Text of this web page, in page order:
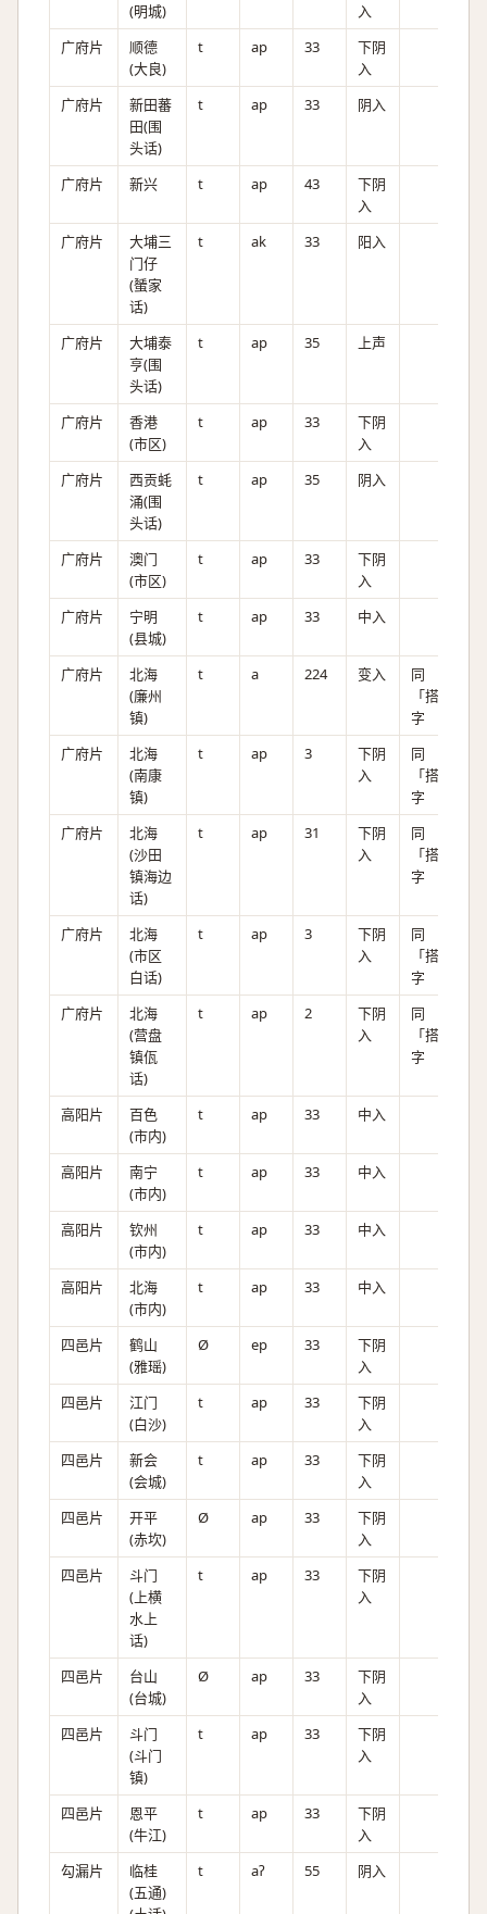
(明城)
入
广府片
顺德
(大良)
t ap 33
下阴
入
广府片
新田蕃
田(围
头话)
t ap 33 阴入
广府片 新兴 t ap 43
下阴
入
广府片
大埔三
门仔
(蜑家
话)
t ak 33 阳入
广府片
大埔泰
亨(围
头话)
t ap 35 上声
广府片
香港
(市区)
t ap 33
下阴
入
广府片
西贡蚝
涌(围
头话)
t ap 35 阴入
广府片
澳门
(市区)
t ap 33
下阴
入
广府片
宁明
(县城)
t ap 33 中入
广府片
北海
(廉州
镇)
t a 224 变入
同
「搭」
字
广府片
北海
(南康
镇)
t ap 3
下阴
入
同
「搭」
字
广府片
北海
(沙田
镇海边
话)
t ap 31
下阴
入
同
「搭」
字
广府片
北海
(市区
白话)
t ap 3
下阴
入
同
「搭」
字
广府片
北海
(营盘
镇佤
话)
t ap 2
下阴
入
同
「搭」
字
高阳片
百色
(市内)
t ap 33 中入
高阳片
南宁
(市内)
t ap 33 中入
高阳片
钦州
(市内)
t ap 33 中入
高阳片
北海
(市内)
t ap 33 中入
四邑片
鹤山
(雅瑶)
Ø ep 33
下阴
入
四邑片
江门
(白沙)
t ap 33
下阴
入
四邑片
新会
(会城)
t ap 33
下阴
入
四邑片
开平
(赤坎)
Ø ap 33
下阴
入
四邑片
斗门
(上横
水上
话)
t ap 33
下阴
入
四邑片
台山
(台城)
Ø ap 33
下阴
入
四邑片
斗门
(斗门
镇)
t ap 33
下阴
入
四邑片
恩平
(牛江)
t ap 33
下阴
入
勾漏片
临桂
(五通)
t aʔ 55 阴入